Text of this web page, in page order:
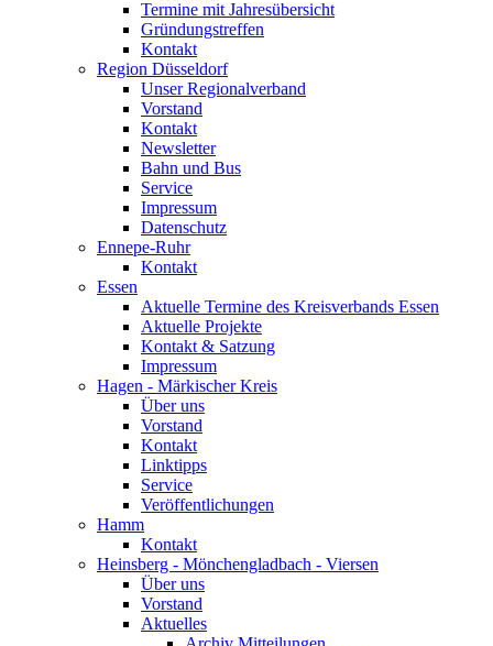
Termine mit Jahresübersicht
Gründungstreffen
Kontakt
Region Düsseldorf
Unser Regionalverband
Vorstand
Kontakt
Newsletter
Bahn und Bus
Service
Impressum
Datenschutz
Ennepe-Ruhr
Kontakt
Essen
Aktuelle Termine des Kreisverbands Essen
Aktuelle Projekte
Kontakt & Satzung
Impressum
Hagen - Märkischer Kreis
Über uns
Vorstand
Kontakt
Linktipps
Service
Veröffentlichungen
Hamm
Kontakt
Heinsberg - Mönchengladbach - Viersen
Über uns
Vorstand
Aktuelles